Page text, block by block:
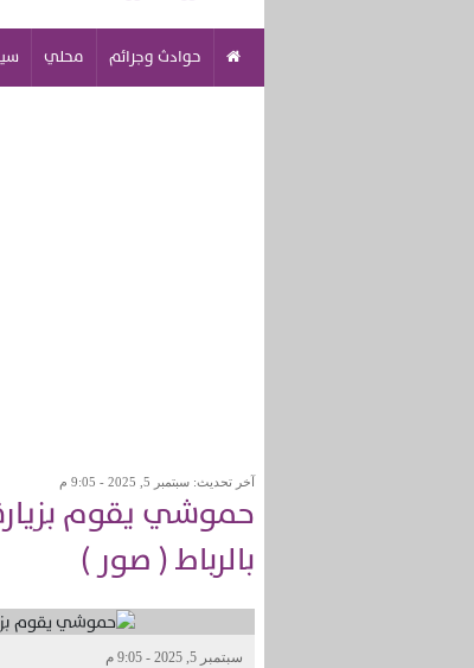
حوادث وجرائم محلي
آخر تحديث: سبتمبر 5, 2025 - 9:05 م
حموشي يقوم
بالرباط ( صور )
سبتمبر 5, 2025 - 9:05 م